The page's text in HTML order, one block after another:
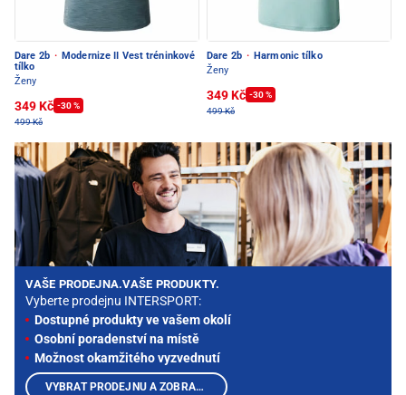
Dare 2b · Modernize II Vest tréninkové
tílko
Ženy
349 Kč -30 %
499 Kč
Dare 2b · Harmonic tílko
Ženy
349 Kč -30 %
499 Kč
VAŠE PRODEJNA.VAŠE PRODUKTY.
Vyberte prodejnu INTERSPORT:
Dostupné produkty ve vašem okolí
Osobní poradenství na místě
Možnost okamžitého vyzvednutí
VYBRAT PRODEJNU A ZOBRAZIT PRODUKTY